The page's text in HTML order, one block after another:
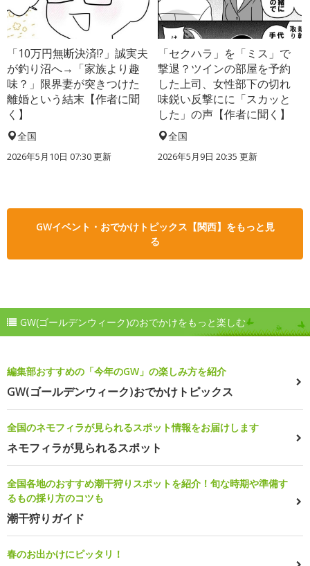
「10万円無断決済!?」誠実夫
が釣り沼へ→「家族より趣
味？」限界妻が突きつけた
離婚という結末【作者に聞
く】
全国
2026年5月10日 07:30 更新
「セクハラ」を「ミス」で
撃退？ツインの部屋を予約
した上司、女性部下の切れ
味鋭い反撃にに「スカッと
した」の声【作者に聞く】
全国
2026年5月9日 20:35 更新
GWイベント・おでかけトピックス【関西】をもっと見
る
GW(ゴールデンウィーク)のおでかけをもっと楽しむ
編集部おすすめの「今年のGW」の楽しみ方を紹介
GW(ゴールデンウィーク)おでかけトピックス
全国のネモフィラが見られるスポット情報をお届けします
ネモフィラが見られるスポット
全国各地のおすすめ潮干狩りスポットを紹介！旬な時期や準備す
るもの採り方のコツも
潮干狩りガイド
春のお出かけにピッタリ！